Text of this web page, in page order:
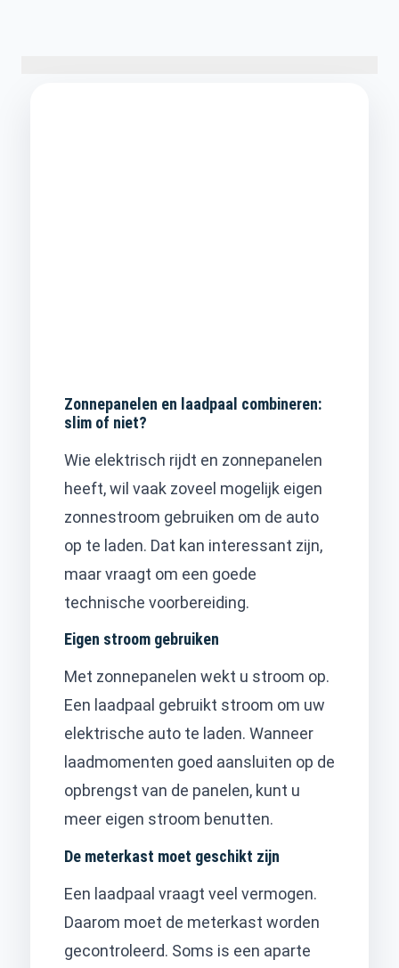
Zonnepanelen en laadpaal combineren:
slim of niet?
Wie elektrisch rijdt en zonnepanelen
heeft, wil vaak zoveel mogelijk eigen
zonnestroom gebruiken om de auto
op te laden. Dat kan interessant zijn,
maar vraagt om een goede
technische voorbereiding.
Eigen stroom gebruiken
Met zonnepanelen wekt u stroom op.
Een laadpaal gebruikt stroom om uw
elektrische auto te laden. Wanneer
laadmomenten goed aansluiten op de
opbrengst van de panelen, kunt u
meer eigen stroom benutten.
De meterkast moet geschikt zijn
Een laadpaal vraagt veel vermogen.
Daarom moet de meterkast worden
gecontroleerd. Soms is een aparte